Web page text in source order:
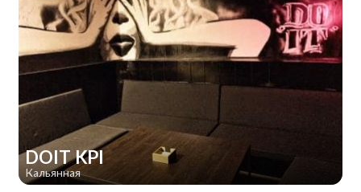
DOIT KPI
Кальянная